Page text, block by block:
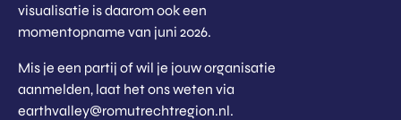
visualisatie is daarom ook een
momentopname van juni 2026.
Mis je een partij of wil je jouw organisatie
aanmelden, laat het ons weten via
earthvalley@romutrechtregion.nl.